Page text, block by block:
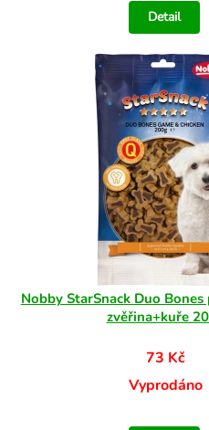
Detail
Nobby StarSnack Duo
zvěřina+kuře
73 Kč
Vyprodáno